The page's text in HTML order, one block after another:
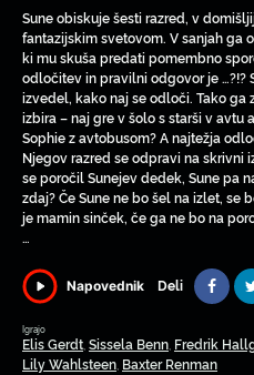
Sune obiskuje šesti razred, v
fantazijskim svetovom. V sanjah ga
ki mu skuša predati pomembno
odločitev in pravilni odgovor je …?!?
izvedel, kako naj se odloči. Tako ga
izbira – naj gre v šolo s starši v avtu
Sophie z avtobusom? A najtežja
Njegov razred se odpravi na skrivni
se poročil Sunejev dedek, Sune pa
zdaj? Če Sune ne bo šel na izlet, se
je mamin sinček, če ga ne bo na
…
Napovednik Deli
Igrajo
Elis Gerdt Sissela Benn Fredrik
Lily Wahlsteen Baxter Renman